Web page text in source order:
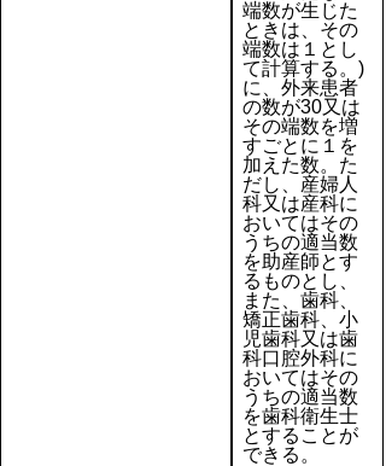
端数が生じた
ときは、その
端数は１とし
て計算する。)
に、外来患者
の数が30又は
その端数を増
すごとに１を
加えた数。た
だし、産婦人
科又は産科に
おいてはその
うちの適当数
を助産師とす
るものとし、
また、歯科、
矯正歯科、小
児歯科又は歯
科口腔外科に
おいてはその
うちの適当数
を歯科衛生士
とすることが
できる。